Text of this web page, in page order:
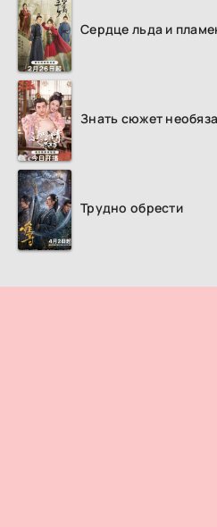
Сердце льда и
Знать сюжет
Трудно обрести